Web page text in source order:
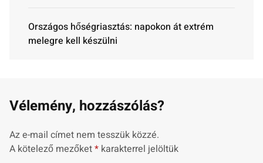
Országos hőségriasztás: napokon át extrém
melegre kell készülni
Vélemény, hozzászólás?
Az e-mail címet nem tesszük közzé.
A kötelező mezőket* karakterrel jelöltük